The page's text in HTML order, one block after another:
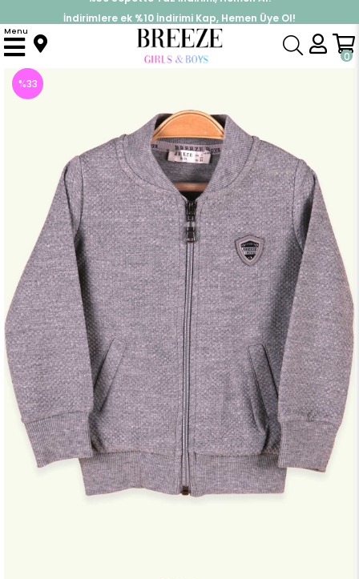
%30 Sepette Yaz İndirimi, Hemen Al!
İndirimlere ek %10 İndirimi Kap, Hemen Üye Ol!
0
Menu
Anasayfa Üst Giyim Hırka
%33